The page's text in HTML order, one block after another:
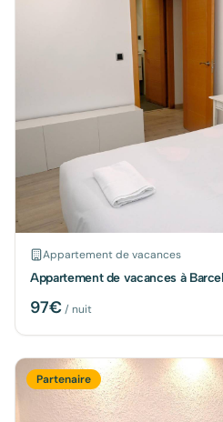
Appartement de vacances
Appartement de vacances à
97€/ nuit
Partenaire